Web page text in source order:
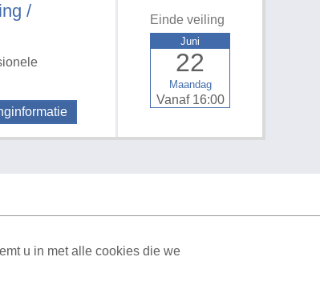
/
Einde veiling
Maandag
22
Juni
Vanaf 16:00
u in met alle cookies die we